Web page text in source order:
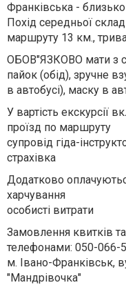
Франківська -
Похід середньої
маршруту 13 км.,
ОБОВ"ЯЗКОВО мати з
пайок (обід), зручне
в автобусі), маску в
У вартість екскурсії
проїзд по маршруту
супровід гіда-
страхівка
Додатково
харчування
особисті витрати
Замовлення квитків
телефонами: 050-066-
м. Івано-Франківськ,
"Мандрівочка"